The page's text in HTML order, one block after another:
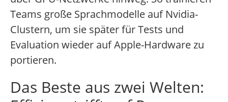
Teams große Sprachmodelle auf Nvidia-
Clustern, um sie später für Tests und
Evaluation wieder auf Apple-Hardware zu
portieren.
Das Beste aus zwei Welten: